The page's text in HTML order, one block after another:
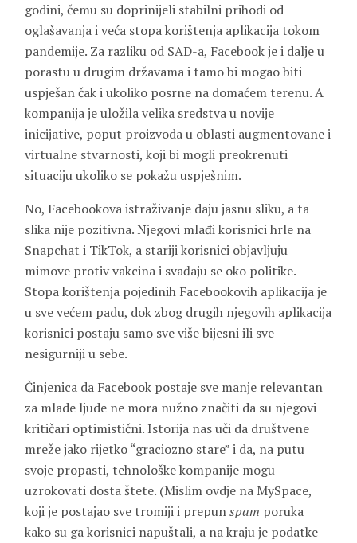
godini, čemu su doprinijeli stabilni prihodi od
oglašavanja i veća stopa korištenja aplikacija tokom
pandemije. Za razliku od SAD-a, Facebook je i dalje u
porastu u drugim državama i tamo bi mogao biti
uspješan čak i ukoliko posrne na domaćem terenu. A
kompanija je uložila velika sredstva u novije
inicijative, poput proizvoda u oblasti augmentovane i
virtualne stvarnosti, koji bi mogli preokrenuti
situaciju ukoliko se pokažu uspješnim.
No, Facebookova istraživanje daju jasnu sliku, a ta
slika nije pozitivna. Njegovi mlađi korisnici hrle na
Snapchat i TikTok, a stariji korisnici objavljuju
mimove protiv vakcina i svađaju se oko politike.
Stopa korištenja pojedinih Facebookovih aplikacija je
u sve većem padu, dok zbog drugih njegovih aplikacija
korisnici postaju samo sve više bijesni ili sve
nesigurniji u sebe.
Činjenica da Facebook postaje sve manje relevantan
za mlade ljude ne mora nužno značiti da su njegovi
kritičari optimistični. Istorija nas uči da društvene
mreže jako rijetko “graciozno stare” i da, na putu
svoje propasti, tehnološke kompanije mogu
uzrokovati dosta štete. (Mislim ovdje na MySpace,
koji je postajao sve tromiji i prepunspam poruka
kako su ga korisnici napuštali, a na kraju je podatke